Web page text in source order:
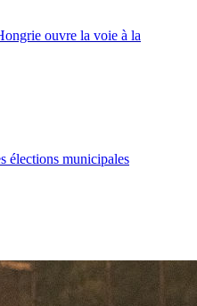
ouvre la voie à la
élections municipales